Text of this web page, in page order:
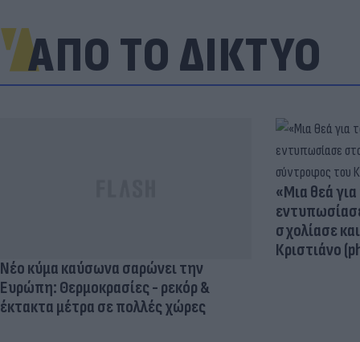
ΑΠΟ ΤΟ ΔΙΚΤΥΟ
Νέο κύμα καύσωνα σαρώνει την
«Μια θεά
σχολίασε
Κριστιάνο